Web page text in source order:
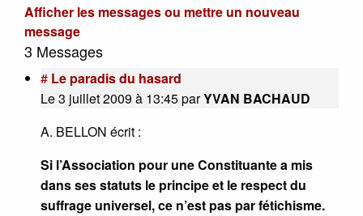
Afficher les messages ou mettre un nouveau
message
3 Messages
# Le paradis du hasard
Le 3 juillet 2009 à 13:45parYVAN BACHAUD
A. BELLON écrit :
Si l’Association pour une Constituante a mis
dans ses statuts le principe et le respect du
suffrage universel, ce n’est pas par fétichisme.